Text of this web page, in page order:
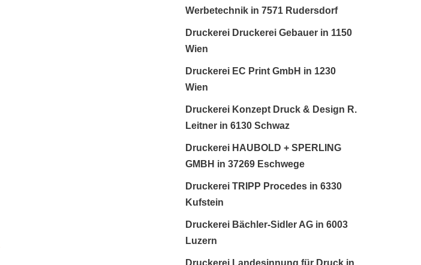
Werbetechnik in 7571 Rudersdorf
Druckerei Druckerei Gebauer in 1150
Wien
Druckerei EC Print GmbH in 1230
Wien
Druckerei Konzept Druck & Design R.
Leitner in 6130 Schwaz
Druckerei HAUBOLD + SPERLING
GMBH in 37269 Eschwege
Druckerei TRIPP Procedes in 6330
Kufstein
Druckerei Bächler-Sidler AG in 6003
Luzern
Druckerei Landesinnung für Druck in